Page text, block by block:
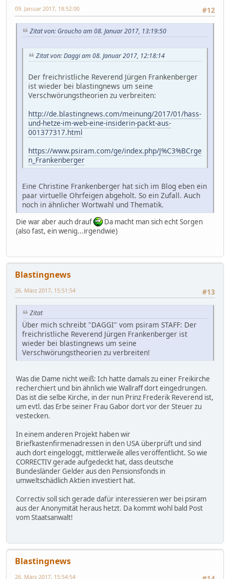
#12
09. Januar 2017, 18:52:00
Zitat von: Groucho am 08. Januar 2017, 13:19:50
Zitat von: Daggi am 08. Januar 2017, 12:18:14
Der freichristliche Reverend Jürgen Frankenberger
ist wieder bei blastingnews um seine
Verschwörungstheorien zu verbreiten:
http://de.blastingnews.com/meinung/2017/01/hass-
und-hetze-im-web-eine-insiderin-packt-aus-
001377317.html
https://www.psiram.com/ge/index.php/J%C3%BCrge
n_Frankenberger
Eine Christine Frankenberger hat sich im Blog eben ein
paar virtuelle Ohrfeigen abgeholt. So ein Zufall. Auch
noch in ähnlicher Wortwahl und Thematik.
Die war aber auch drauf
Da macht man sich echt Sorgen
(also fast, ein wenig...irgendwie)
Blastingnews
#13
26. März 2017, 15:51:54
Zitat
Über mich schreibt "DAGGI" vom psiram STAFF: Der
freichristliche Reverend Jürgen Frankenberger ist
wieder bei blastingnews um seine
Verschwörungstheorien zu verbreiten!
Was die Dame nicht weiß: Ich hatte damals zu einer Freikirche
recherchiert und bin ähnlich wie Wallraff dort eingedrungen.
Das ist die selbe Kirche, in der nun Prinz Frederik Reverend ist,
um evtl. das Erbe seiner Frau Gabor dort vor der Steuer zu
vestecken.
In einem anderen Projekt haben wir
Briefkastenfirmenadressen in den USA überprüft und sind
auch dort eingeloggt, mittlerweile alles veröffentlicht. So wie
CORRECTIV gerade aufgedeckt hat, dass deutsche
Bundesländer Gelder aus den Pensionsfonds in
umweltschädlich Aktien investiert hat.
Correctiv soll sich gerade dafür interessieren wer bei psiram
aus der Anonymität heraus hetzt. Da kommt wohl bald Post
vom Staatsanwalt!
Blastingnews
26. März 2017, 15:54:54